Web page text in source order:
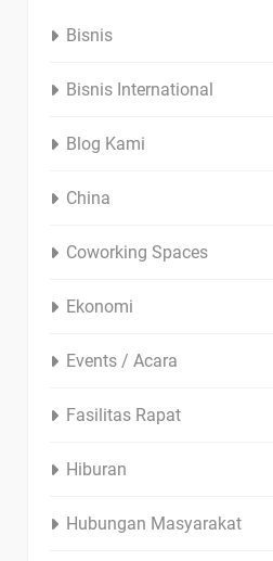
Bisnis
Bisnis International
Blog Kami
China
Coworking Spaces
Ekonomi
Events / Acara
Fasilitas Rapat
Hiburan
Hubungan Masyarakat